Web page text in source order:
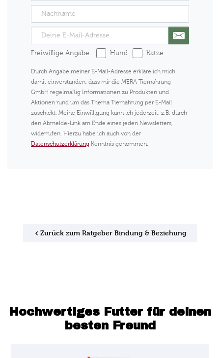
Freiwillige Angabe: Hund Katze
Durch Angabe meiner E-Mail-Adresse erkläre ich mich
damit einverstanden, dass mir die MERA Tiernahrung
GmbH regelmäßig Informationen zu Produkten und
Aktionen rund um das Thema Tiernahrung per E-Mail
zuschickt. Meine Einwilligung kann ich jederzeit, z.B. durch
den Abmelde-Link am Ende eines jeden Newsletters,
widerrufen. Hierzu habe ich auch von der
Datenschutzerklärung Kenntnis genommen.
Zurück zum Ratgeber Bindung & Beziehung
Hochwertiges Futter für deinen
besten Freund